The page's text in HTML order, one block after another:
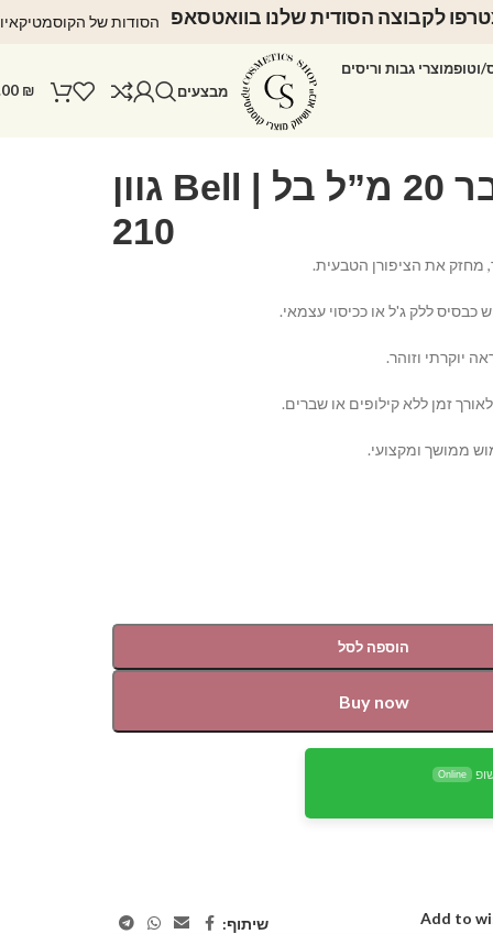
לקבוצה הסודית שלנו בוואטסאפ הסודות של
וטופמוצרי גבות וריסים
מבצעים ₪
בייס ראבר 20 מ”ל בל | Bell גוון
210
מחזק את הציפורן הטבעית.
כבסיס ללק ג'ל או ככיסוי עצמאי.
יוקרתי וזוהר.
זמן ללא קילופים או שברים.
הוספה לסל
Buy now
Online
Add to
שיתוף: